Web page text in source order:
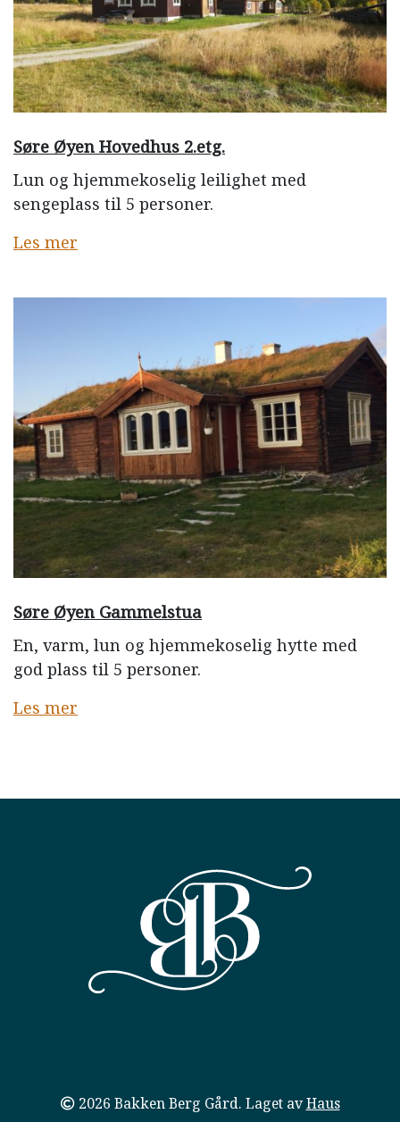
Søre Øyen Hovedhus 2.etg.
Lun og hjemmekoselig leilighet med
sengeplass til 5 personer.
Les mer
Søre Øyen Gammelstua
En, varm, lun og hjemmekoselig hytte med
god plass til 5 personer.
Les mer
2026 Bakken Berg Gård. Laget avHaus